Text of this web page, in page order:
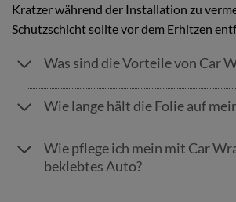
Kratzer während der Installation zu
Schutzschicht sollte vor dem Erhitzen
Was sind die Vorteile von Car
Wie lange hält die Folie auf
Wie pflege ich mein mit Car
beklebtes Auto?